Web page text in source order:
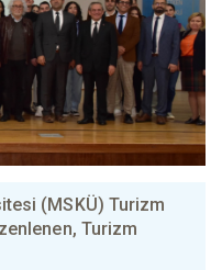
(MSKÜ) Turizm
Turizm